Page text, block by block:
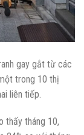
gay gắt từ các
trong 10 thị
liên tiếp.
thấy tháng 10,